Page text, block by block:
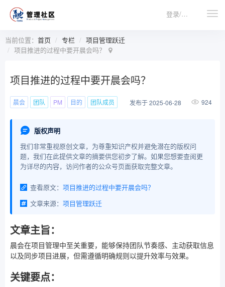
登录/注册
当前位置： 首页 专栏
项目管理跃迁
项目推进的过程中要开晨会吗？
项目推进的过程中要开晨会吗？
晨会 团队 PM 目的 团队成员 发布于 2025-06-28 924
版权声明
我们非常重视原创文章，为尊重知识产权并避免潜在的版权问
题，我们在此提供文章的摘要供您初步了解。如果您想要查阅更
为详尽的内容，访问作者的公众号页面获取完整文章。
查看原文： 项目推进的过程中要开晨会吗？
文章来源： 项目管理跃迁
文章主旨：
晨会在项目管理中至关重要，能够保持团队节奏感、主动获取信息
以及同步项目进展，但需遵循明确规则以提升效率与效果。
关键要点：